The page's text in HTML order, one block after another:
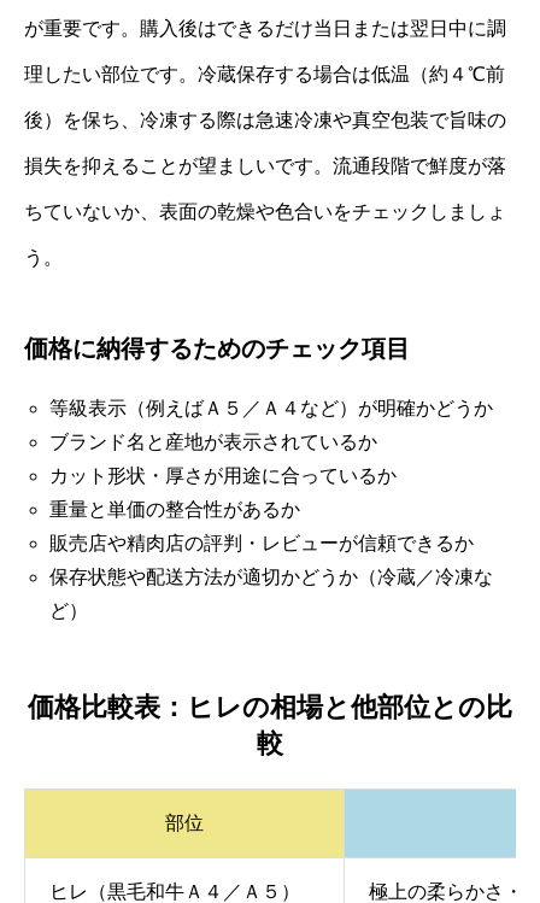
が重要です。購入後はできるだけ当日または翌日中に調
理したい部位です。冷蔵保存する場合は低温（約４℃前
後）を保ち、冷凍する際は急速冷凍や真空包装で旨味の
損失を抑えることが望ましいです。流通段階で鮮度が落
ちていないか、表面の乾燥や色合いをチェックしましょ
う。
価格に納得するためのチェック項目
等級表示（例えばＡ５／Ａ４など）が明確かどうか
ブランド名と産地が表示されているか
カット形状・厚さが用途に合っているか
重量と単価の整合性があるか
販売店や精肉店の評判・レビューが信頼できるか
保存状態や配送方法が適切かどうか（冷蔵／冷凍な
ど）
価格比較表：ヒレの相場と他部位との比
較
部位
ヒレ（黒毛和牛Ａ４／Ａ５） 極上の柔らかさ・